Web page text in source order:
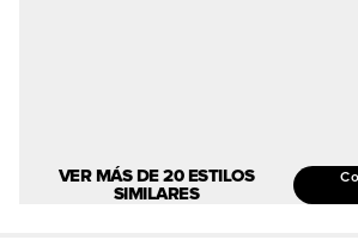
VER MÁS DE 20 ESTILOS
SIMILARES